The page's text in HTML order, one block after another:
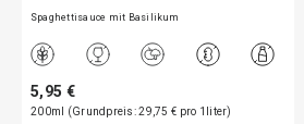
Spaghettisauce mit Basilikum
5,95 €
200ml (Grundpreis: 29,75 € pro 1liter)